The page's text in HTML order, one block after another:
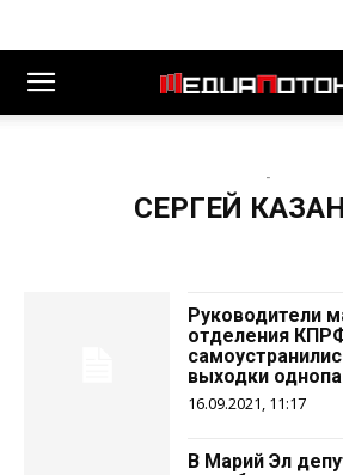
-
СЕРГЕЙ
Руководители
отделения
выходки
16.09.2021, 11:17
В Марий Эл